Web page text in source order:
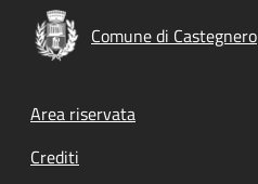
Comune di Castegnero
Footer menu
Area riservata
Crediti